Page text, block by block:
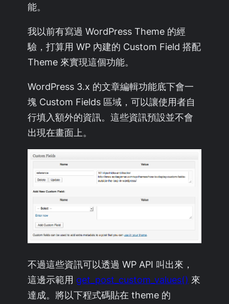
能。
我以前有寫過 WordPress Theme 的經
驗，打算用 WP 內建的 Custom Field 搭配
Theme 來實現這個功能。
WordPress 3.x 的文章編輯功能底下會一
塊 Custom Fields 區域，可以讓使用者自
行填入額外的資訊。這些資訊預設並不會
出現在畫面上。
不過這些資訊可以透過 WP API 叫出來，
這邊示範用 get_post_custom_values() 來
達成。將以下程式碼貼在 theme 的